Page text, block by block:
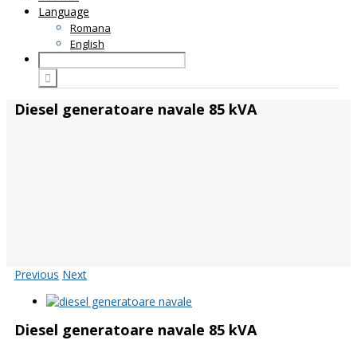
Language
Romana
English
Diesel generatoare navale 85 kVA
Previous Next
Diesel generatoare navale 85 kVA